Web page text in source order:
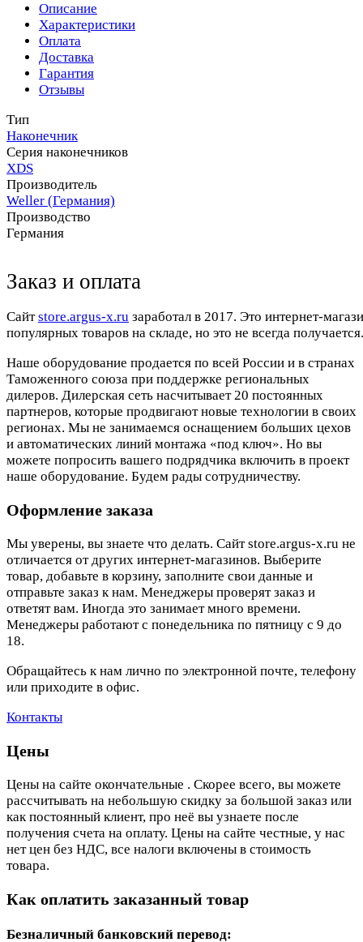
Описание
Характеристики
Оплата
Доставка
Гарантия
Отзывы
Тип
Наконечник
Серия наконечников
XDS
Производитель
Weller (Германия)
Производство
Германия
Заказ и оплата
Cайтstore.argus-x.ru заработал в 2017. Это интернет-
популярных товаров на складе, но это не всегда
Наше оборудование продается по всей России и в странах
Таможенного союза при поддержке региональных
дилеров. Дилерская сеть насчитывает 20 постоянных
партнеров, которые продвигают новые технологии в своих
регионах. Мы не занимаемся оснащением больших цехов
и автоматических линий монтажа «под ключ». Но вы
можете попросить вашего подрядчика включить в проект
наше оборудование. Будем рады сотрудничеству.
Оформление заказа
Мы уверены, вы знаете что делать. Сайт store.argus-x.ru не
отличается от других интернет-магазинов. Выберите
товар, добавьте в корзину, заполните свои данные и
отправьте заказ к нам. Менеджеры проверят заказ и
ответят вам. Иногда это занимает много времени.
Менеджеры работают с понедельника по пятницу с 9 до
18.
Обращайтесь к нам лично по электронной почте, телефону
или приходите в офис.
Контакты
Цены
Цены на сайте окончательные . Скорее всего, вы можете
рассчитывать на небольшую скидку за большой заказ или
как постоянный клиент, про неё вы узнаете после
получения счета на оплату. Цены на сайте честные, у нас
нет цен без НДС, все налоги включены в стоимость
товара.
Как оплатить заказанный товар
Безналичный банковский перевод: